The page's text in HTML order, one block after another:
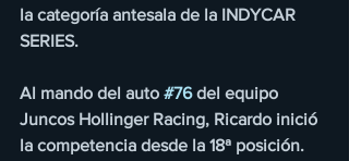
la categoría antesala de la INDYCAR
SERIES.
Al mando del auto #76 del equipo
Juncos Hollinger Racing, Ricardo inició
la competencia desde la 18ª posición.